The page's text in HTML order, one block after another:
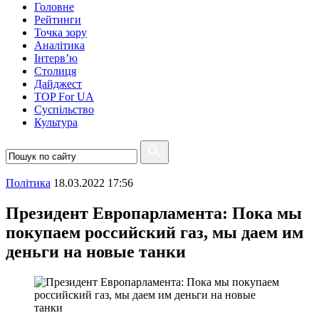
Головне
Рейтинги
Точка зору
Аналітика
Інтерв’ю
Столиця
Дайджест
TOP For UA
Суспiльство
Культура
Полiтика 18.03.2022 17:56
Президент Европарламента: Пока мы
покупаем российский газ, мы даем им
деньги на новые танки